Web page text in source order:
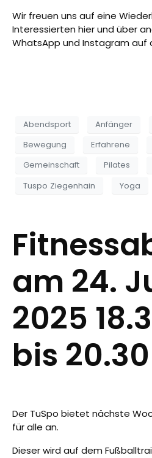
Wir freuen uns auf eine
Interessierten hier und über
WhatsApp und Instagram auf
03.
Abendsport Anfänger
Bewegung
Erfahrene
Gemeinschaft
Pilates
Tuspo Ziegenhain
Yoga
am 24.
2025
bis
Der TuSpo bietet nächste
für alle an.
Dieser wird auf dem